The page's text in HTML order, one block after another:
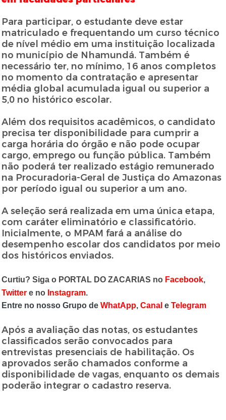
Para participar, o estudante deve estar
matriculado e frequentando um curso técnico
de nível médio em uma instituição localizada
no município de Nhamundá. Também é
necessário ter, no mínimo, 16 anos completos
no momento da contratação e apresentar
média global acumulada igual ou superior a
5,0 no histórico escolar.
Além dos requisitos acadêmicos, o candidato
precisa ter disponibilidade para cumprir a
carga horária do órgão e não pode ocupar
cargo, emprego ou função pública. Também
não poderá ter realizado estágio remunerado
na Procuradoria-Geral de Justiça do Amazonas
por período igual ou superior a um ano.
A seleção será realizada em uma única etapa,
com caráter eliminatório e classificatório.
Inicialmente, o MPAM fará a análise do
desempenho escolar dos candidatos por meio
dos históricos enviados.
Curtiu? Siga o PORTAL DO ZACARIAS no Facebook,
Twitter e no Instagram.
Entre no nosso Grupo deWhatApp,Canal eTelegram
Após a avaliação das notas, os estudantes
classificados serão convocados para
entrevistas presenciais de habilitação. Os
aprovados serão chamados conforme a
disponibilidade de vagas, enquanto os demais
poderão integrar o cadastro reserva.